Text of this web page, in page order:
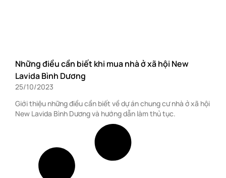
Những điều cần biết khi mua nhà ở xã hội New
Lavida Bình Dương
25/10/2023
Giới thiệu những điều cần biết về dự án chung cư nhà ở xã hội
New Lavida Bình Dương và hướng dẫn làm thủ tục.